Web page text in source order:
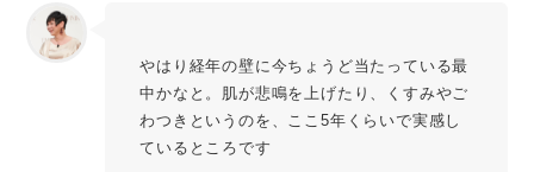
やはり経年の壁に今ちょうど当たっている最
中かなと。肌が悲鳴を上げたり、くすみやご
わつきというのを、ここ5年くらいで実感し
ているところです